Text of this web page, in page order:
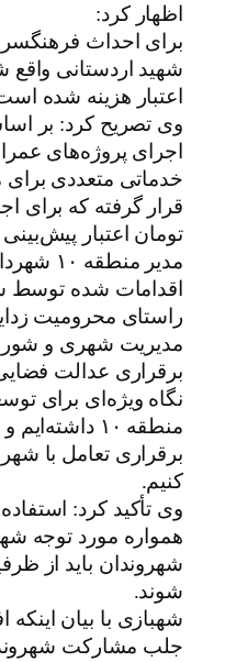
اظهار كرد:
برای احداث
اعتبار هزینه شده
وی تصریح کرد: بر
اجرای پروژه‌های
تومان اعتبار
مدیر
اقدامات شده توسط
راستای محرومیت
مدیریت شهری و
برقراری عدالت
نگاه ویژه‌ای برای
منطقه ۱۰
برقراری تعامل با
کنیم.
وی تأکید کرد:
همواره مورد توجه
شهروندان باید از
شوند.
شهبازی با بیان
جلب مشارکت